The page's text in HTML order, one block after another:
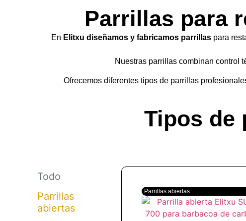
Parrillas para
En Elitxu diseñamos y fabricamos parrillaspara
Nuestras parrillas combinan control
Ofrecemos diferentes tipos de parrillas
Tipos de
Parrillas
abiertas
Todo
Parrillas abiertas